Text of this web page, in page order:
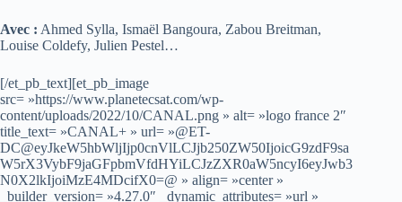
Avec : Ahmed Sylla, Ismaël Bangoura, Zabou Breitman,
Louise Coldefy, Julien Pestel…
[/et_pb_text][et_pb_image
src= »https://www.planetecsat.com/wp-
content/uploads/2022/10/CANAL.png » alt= »logo france 2″
title_text= »CANAL+ » url= »@ET-
DC@eyJkeW5hbWljIjp0cnVlLCJjb250ZW50IjoicG9zdF9sa
W5rX3VybF9jaGFpbmVfdHYiLCJzZXR0aW5ncyI6eyJwb3
N0X2lkIjoiMzE4MDcifX0=@ » align= »center »
_builder_version= »4.27.0″ _dynamic_attributes= »url »